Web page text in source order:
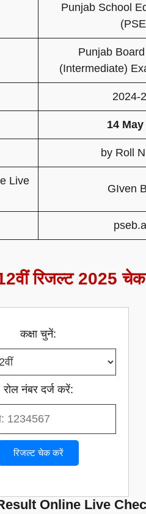
Punjab School
Punjab
(Intermediate)
2024-
14 May
by Roll
Live
GIven
रिजल्ट 2025
कक्षा चुनें:
रोल नंबर दर्ज करें:
रिजल्ट चेक करें
Online Live